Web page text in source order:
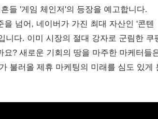
들 '게임 체인저'의 등장을 예고합니다.
넘어, 네이버가 가진 최대 자산인 '콘텐
니다. 이미 시장의 절대 강자로 군림한 쿠
? 새로운 기회의 땅을 마주한 마케터들
불러올 제휴 마케팅의 미래를 심도 있게